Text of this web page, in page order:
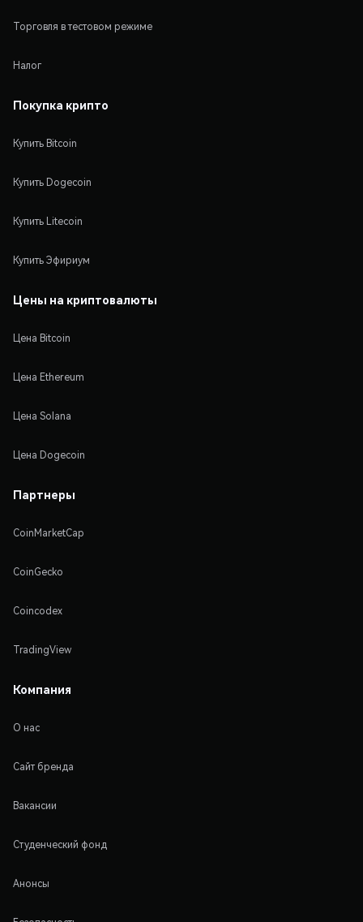
Торговля в тестовом режиме
Налог
Покупка крипто
Купить Bitcoin
Купить Dogecoin
Купить Litecoin
Купить Эфириум
Цены на криптовалюты
Цена Bitcoin
Цена Ethereum
Цена Solana
Цена Dogecoin
Партнеры
CoinMarketCap
CoinGecko
Coincodex
TradingView
Компания
О нас
Сайт бренда
Вакансии
Студенческий фонд
Анонсы